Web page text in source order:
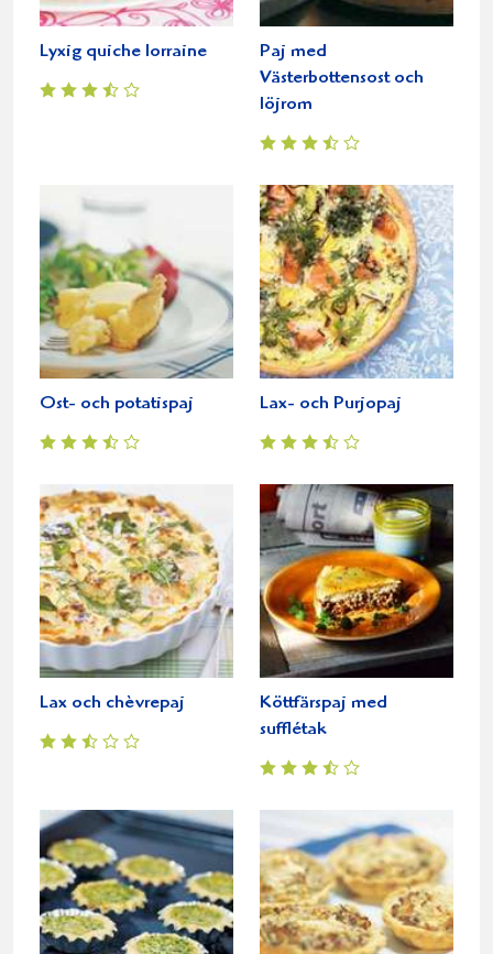
Lyxig quiche lorraine
Paj med
Västerbottensost och
löjrom
Ost- och potatispaj Lax- och Purjopaj
Lax och chèvrepaj
Köttfärspaj med
sufflétak